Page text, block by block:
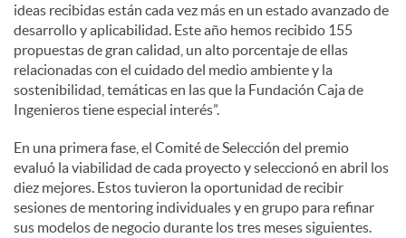
ideas recibidas están cada vez más en un estado avanzado de
desarrollo y aplicabilidad. Este año hemos recibido 155
propuestas de gran calidad, un alto porcentaje de ellas
relacionadas con el cuidado del medio ambiente y la
sostenibilidad, temáticas en las que la Fundación Caja de
Ingenieros tiene especial interés”.
En una primera fase, el Comité de Selección del premio
evaluó la viabilidad de cada proyecto y seleccionó en abril los
diez mejores. Estos tuvieron la oportunidad de recibir
sesiones de mentoring individuales y en grupo para refinar
sus modelos de negocio durante los tres meses siguientes.